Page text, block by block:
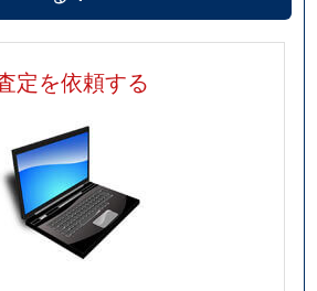
定を依頼する